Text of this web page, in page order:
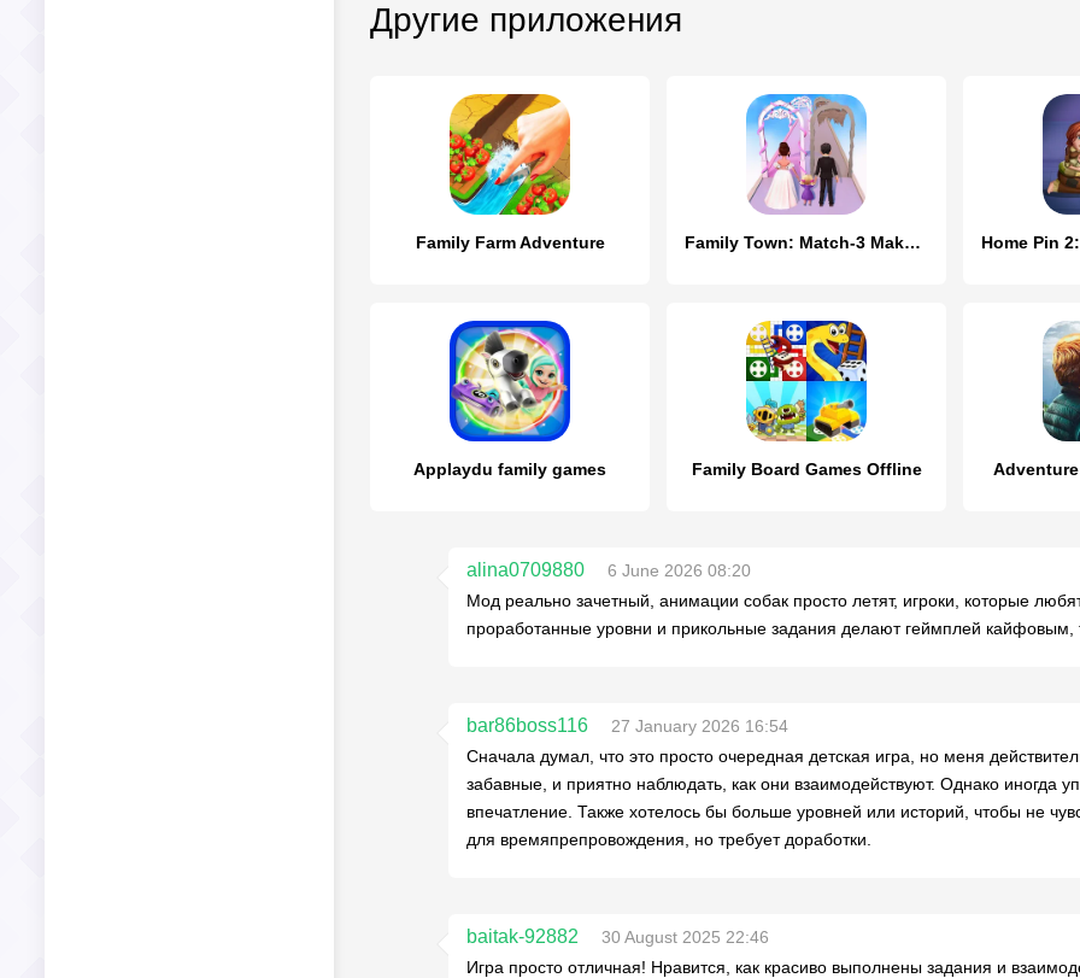
Другие приложения
Family Farm Adventure Family Town: Match-3 Makeover
Applaydu family games Family Board Games Offline
alina0709880
6 June 2026 08:20
Мод реально зачетный, анимации собак просто летят, игроки, которые
проработанные уровни и прикольные задания делают геймплей кайфовым,
bar86boss116
27 January 2026 16:54
Сначала думал, что это просто очередная детская игра, но меня
забавные, и приятно наблюдать, как они взаимодействуют. Однако иногда
впечатление. Также хотелось бы больше уровней или историй, чтобы не
для времяпрепровождения, но требует доработки.
baitak-92882
30 August 2025 22:46
Игра просто отличная! Нравится, как красиво выполнены задания и